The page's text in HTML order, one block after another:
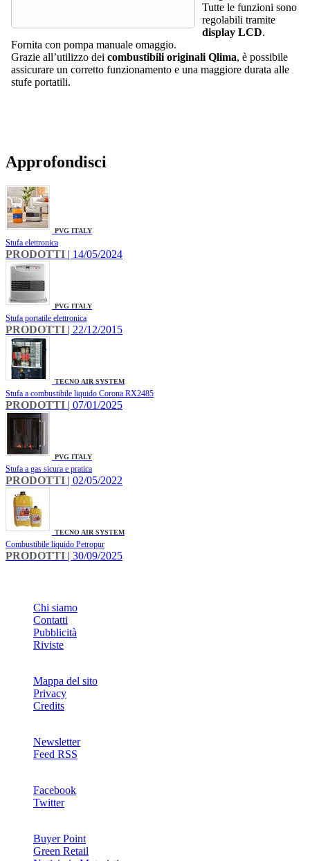
Tutte le funzioni sono
regolabili tramite
display LCD.
Fornita con pompa manuale omaggio.
Grazie all’utilizzo dei combustibili originali Qlima, è possibile
assicurare un corretto funzionamento e una maggiore durata alle
stufe portatili.
Approfondisci
PVG ITALY
Stufa elettronica
PRODOTTI | 14/05/2024
PVG ITALY
Stufa portatile elettronica
PRODOTTI | 22/12/2015
TECNO AIR SYSTEM
Stufa a combustibile liquido Corona RX2485
PRODOTTI | 07/01/2025
PVG ITALY
Stufa a gas sicura e pratica
PRODOTTI | 02/05/2022
TECNO AIR SYSTEM
Combustibile liquido Petropur
PRODOTTI | 30/09/2025
Chi siamo
Contatti
Pubblicità
Riviste
Mappa del sito
Privacy
Credits
Newsletter
Feed RSS
Facebook
Twitter
Buyer Point
Green Retail